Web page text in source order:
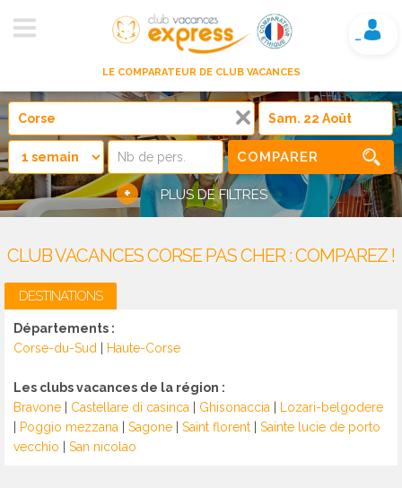
LE COMPARATEUR DE CLUB VACANCES
Mon compte
COMPARER
+ PLUS DE FILTRES
CLUB VACANCES CORSE PAS CHER : COMPAREZ !
DESTINATIONS
Départements :
Corse-du-Sud
Haute-Corse
Les clubs vacances de la région :
Bravone
Castellare di casinca Ghisonaccia
Lozari-belgodere
Poggio mezzana Sagone Saint florent
Sainte lucie de porto
vecchio
San nicolao